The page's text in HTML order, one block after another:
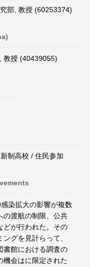
部, 教授 (60253374)
教授 (40439055)
制高校 / 住民参加
染拡大の影響が複数
の渡航の制限、公共
どが行われた。その
グを見計らって、
書館における調査の
機会はに限定された